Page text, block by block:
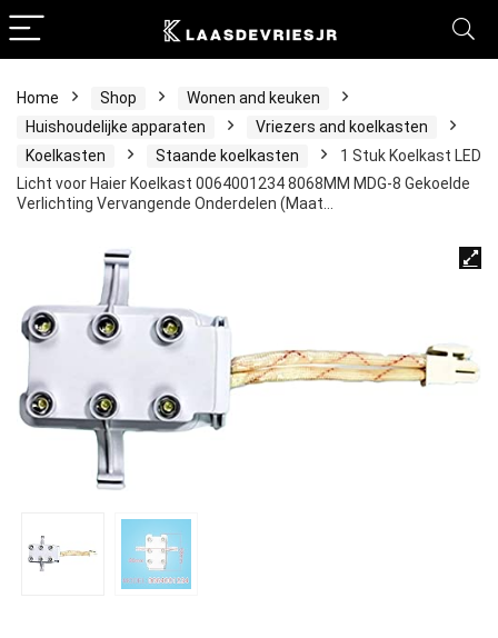
Home Shop
Wonen and keuken
Huishoudelijke apparaten
Vriezers and koelkasten
Koelkasten
Staande koelkasten
1 Stuk Koelkast LED
Licht voor Haier Koelkast 0064001234 8068MM MDG-8 Gekoelde
Verlichting Vervangende Onderdelen (Maat…